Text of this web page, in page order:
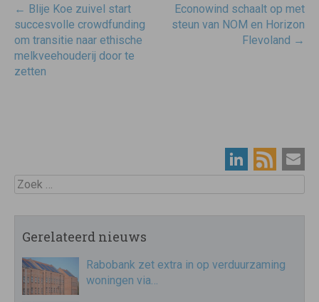
Post
navigatie
← Blije Koe zuivel start
succesvolle crowdfunding
om transitie naar ethische
melkveehouderij door te
zetten
Econowind schaalt op met
steun van NOM en Horizon
Flevoland →
Zoek
Gerelateerd nieuws
Rabobank zet extra in op verduurzaming
woningen via…